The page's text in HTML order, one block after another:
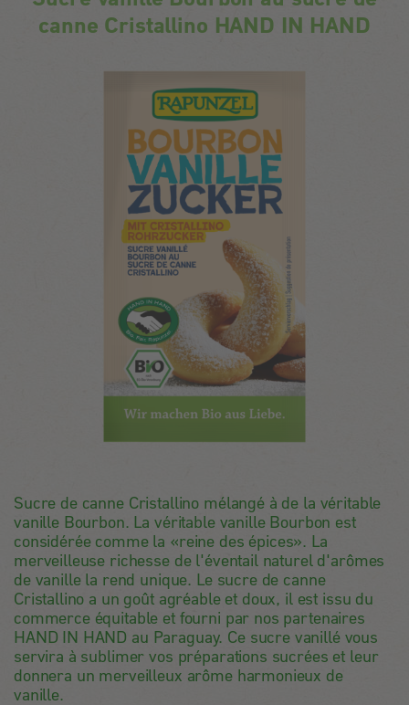
canne Cristallino HAND IN HAND
Sucre de canne Cristallino mélangé à de la véritable
vanille Bourbon. La véritable vanille Bourbon est
considérée comme la «reine des épices». La
merveilleuse richesse de l'éventail naturel d'arômes
de vanille la rend unique. Le sucre de canne
Cristallino a un goût agréable et doux, il est issu du
commerce équitable et fourni par nos partenaires
HAND IN HAND au Paraguay. Ce sucre vanillé vous
servira à sublimer vos préparations sucrées et leur
donnera un merveilleux arôme harmonieux de
vanille.